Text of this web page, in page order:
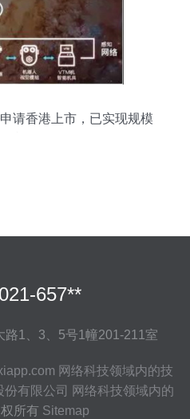
请香港上市，已实现规模
657**
路1、3、5号1幢201-211室
网络科技领域内的技
份有限公司
网络科技领域内的
所有 Sitemap